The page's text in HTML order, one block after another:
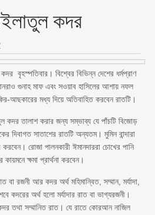
কদর
বৃহস্পতিবার। বিশ্বের বিভিন্ন দেশের ধর্মপ্রাণ
গুনাহ মাফ এবং সওয়াব হাসিলের আশায় নফল
আছকারের মধ্য দিয়ে অতিবাহিত করবেন রাতটি।
কদর তালাশ করার জন্য সম্ভাব্য যে পাঁচটি বিজোড়
দিবাগত সাতাশের রাতটি অন্যতম। মুমিন বান্দারা
রোজা পালনকারী ঈমানদাররা চোখের পানি
ক্ষমা প্রার্থনা করবেন।
বা রজনী আর কদর অর্থ মহিমান্বিত, সম্মান, মর্যাদা,
কদরের অর্থ হলো মর্যাদার রাত বা ভাগ্যরজনী।
তথা সম্মানিত রাত। যে রাতে কোরআন নাজিল